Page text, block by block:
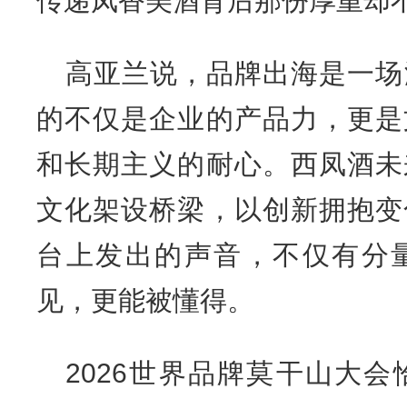
高亚兰说，品牌出海是一
的不仅是企业的产品力，更
和长期主义的耐心。西凤酒
文化架设桥梁，以创新拥抱
台上发出的声音，不仅有分
见，更能被懂得。
2026世界品牌莫干山大会